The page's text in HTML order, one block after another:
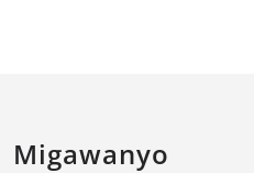
Migawanyo